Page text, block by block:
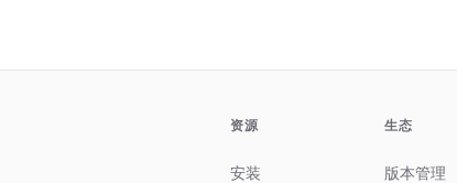
资源
安装
生态
版本管理